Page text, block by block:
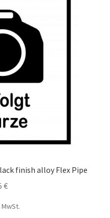
finish alloy Flex Pipe
€